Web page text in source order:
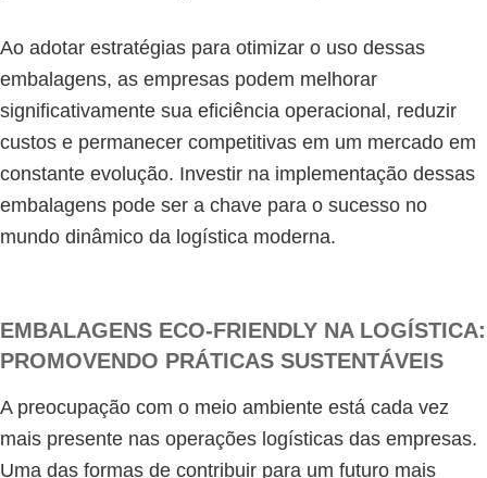
Ao adotar estratégias para otimizar o uso dessas
embalagens, as empresas podem melhorar
significativamente sua eficiência operacional, reduzir
custos e permanecer competitivas em um mercado em
constante evolução. Investir na implementação dessas
embalagens pode ser a chave para o sucesso no
mundo dinâmico da logística moderna.
EMBALAGENS ECO-FRIENDLY NA LOGÍSTICA:
PROMOVENDO PRÁTICAS SUSTENTÁVEIS
A preocupação com o meio ambiente está cada vez
mais presente nas operações logísticas das empresas.
Uma das formas de contribuir para um futuro mais